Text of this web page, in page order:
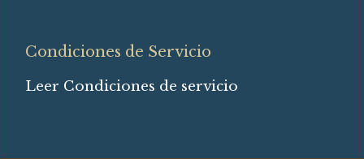
Condiciones de Servicio
Leer Condiciones de servicio